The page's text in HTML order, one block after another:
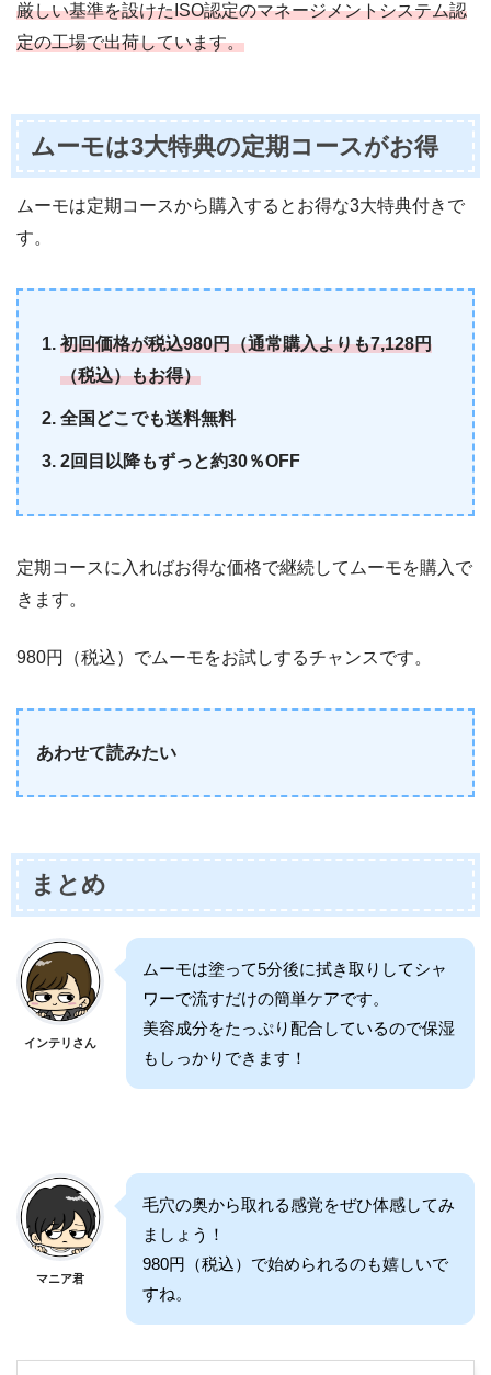
厳しい基準を設けたISO認定のマネージメントシステム認
定の工場で出荷しています。
ムーモは3大特典の定期コースがお得
ムーモは定期コースから購入するとお得な3大特典付きで
す。
初回価格が税込980円（通常購入よりも7,128円
（税込）もお得）
全国どこでも送料無料
2回目以降もずっと約30％OFF
定期コースに入ればお得な価格で継続してムーモを購入で
きます。
980円（税込）でムーモをお試しするチャンスです。
あわせて読みたい
まとめ
インテリさん
ムーモは塗って5分後に拭き取りしてシャ
ワーで流すだけの簡単ケアです。
美容成分をたっぷり配合しているので保湿
もしっかりできます！
マニア君
毛穴の奥から取れる感覚をぜひ体感してみ
ましょう！
980円（税込）で始められるのも嬉しいで
すね。